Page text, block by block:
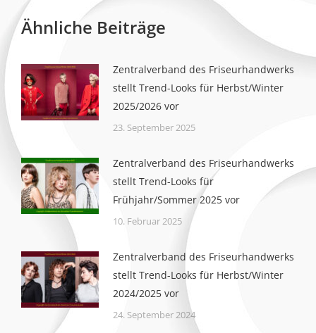
Ähnliche Beiträge
Zentralverband des Friseurhandwerks
stellt Trend-Looks für Herbst/Winter
2025/2026 vor
23. September 2025
Zentralverband des Friseurhandwerks
stellt Trend-Looks für
Frühjahr/Sommer 2025 vor
10. Februar 2025
Zentralverband des Friseurhandwerks
stellt Trend-Looks für Herbst/Winter
2024/2025 vor
24. September 2024